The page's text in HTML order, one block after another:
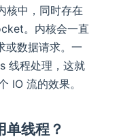
核中，同时存在
。内核会一直
或数据请求。一
线程处理，这就
IO 流的效果。
单线程？